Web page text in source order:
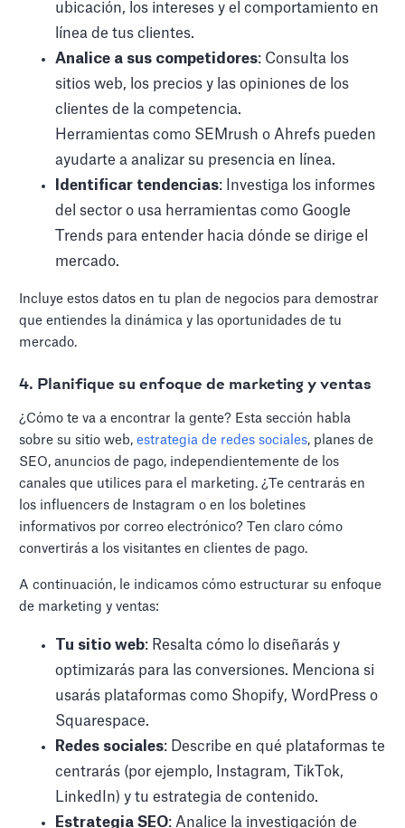
ubicación, los intereses y el comportamiento en
línea de tus clientes.
Analice a sus competidores: Consulta los
sitios web, los precios y las opiniones de los
clientes de la competencia.
Herramientas como SEMrush o Ahrefs pueden
ayudarte a analizar su presencia en línea.
Identificar tendencias: Investiga los informes
del sector o usa herramientas como Google
Trends para entender hacia dónde se dirige el
mercado.
Incluye estos datos en tu plan de negocios para demostrar
que entiendes la dinámica y las oportunidades de tu
mercado.
4. Planifique su enfoque de marketing y ventas
¿Cómo te va a encontrar la gente? Esta sección habla
sobre su sitio web,estrategia de redes sociales, planes de
SEO, anuncios de pago, independientemente de los
canales que utilices para el marketing. ¿Te centrarás en
los influencers de Instagram o en los boletines
informativos por correo electrónico? Ten claro cómo
convertirás a los visitantes en clientes de pago.
A continuación, le indicamos cómo estructurar su enfoque
de marketing y ventas:
Tu sitio web: Resalta cómo lo diseñarás y
optimizarás para las conversiones. Menciona si
usarás plataformas como Shopify, WordPress o
Squarespace.
Redes sociales: Describe en qué plataformas te
centrarás (por ejemplo, Instagram, TikTok,
LinkedIn) y tu estrategia de contenido.
Estrategia SEO: Analice la investigación de